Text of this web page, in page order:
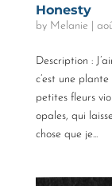
Honesty
by Melanie
Description :
c’est une
petites fleurs
opales, qui
chose que je...